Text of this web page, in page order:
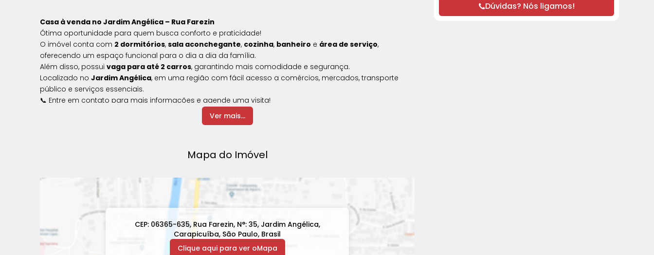
Casa àvenda no JardimAngélica – Rua Farezin
Ótima oportunidade para quem busca conforto e praticidade!
O imóvel conta com 2 dormitórios, sala aconchegante, cozinha, banheiro e área de serviço,
oferecendo um espaço funcional para o dia a dia da família.
Além disso, possui vaga para até 2 carros, garantindo mais comodidade e segurança.
Localizado no JardimAngélica, em uma região com fácil acesso a comércios, mercados, transporte
público e serviços essenciais.
📞 Entre em contato para mais informações e agende uma visita!
Ver mais...
Mapa do Imóvel
CEP: 06365-635, Rua Farezin, N°:35, Jardim Angélica,
Carapicuíba, São Paulo, Brasil
Clique aqui para ver oMapa
Dúvidas? Nós ligamos!